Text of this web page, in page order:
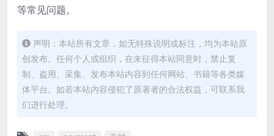
等常见问题。
声明：本站所有文章，如无特殊说明或标注，均为本站原
创发布。任何个人或组织，在未征得本站同意时，禁止复
制、盗用、采集、发布本站内容到任何网站、书籍等各类媒
体平台。如若本站内容侵犯了原著者的合法权益，可联系我
们进行处理。